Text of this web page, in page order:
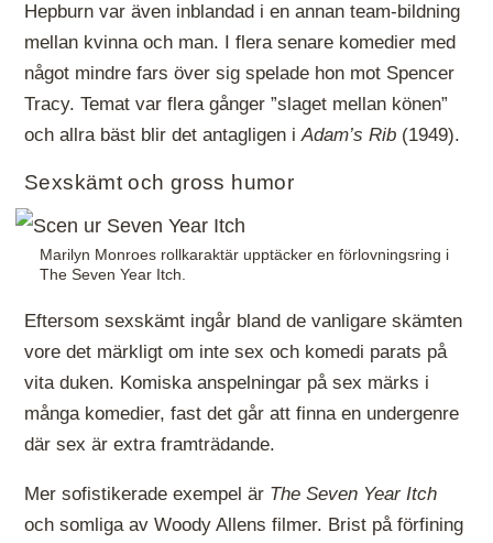
Hepburn var även inblandad i en annan team-bildning
mellan kvinna och man. I flera senare komedier med
något mindre fars över sig spelade hon mot Spencer
Tracy. Temat var flera gånger ”slaget mellan könen”
och allra bäst blir det antagligen iAdam’s Rib (1949).
Sexskämt och gross humor
Marilyn Monroes rollkaraktär upptäcker en förlovningsring i
The Seven Year Itch.
Eftersom sexskämt ingår bland de vanligare skämten
vore det märkligt om inte sex och komedi parats på
vita duken. Komiska anspelningar på sex märks i
många komedier, fast det går att finna en undergenre
där sex är extra framträdande.
Mer sofistikerade exempel är The Seven Year Itch
och somliga av Woody Allens filmer. Brist på förfining